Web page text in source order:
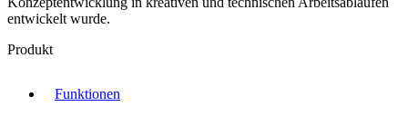
entwickelt wurde.
Produkt
Funktionen